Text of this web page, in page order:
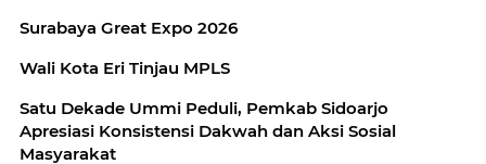
Surabaya Great Expo 2026
Wali Kota Eri Tinjau MPLS
Satu Dekade Ummi Peduli, Pemkab Sidoarjo
Apresiasi Konsistensi Dakwah dan Aksi Sosial
Masyarakat